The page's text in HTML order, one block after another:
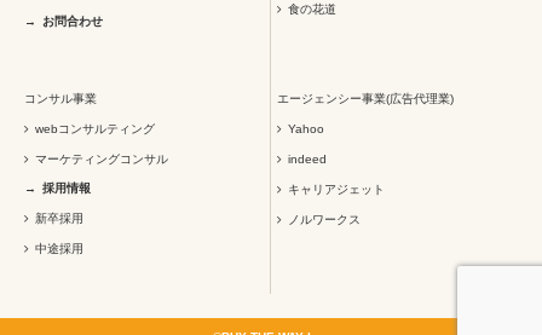
お問合わせ
食の花道
コンサル事業
webコンサルティング
マーケティングコンサル
エージェンシー事業(広告代理業)
Yahoo
indeed
キャリアジェット
ノルワークス
採用情報
新卒採用
中途採用